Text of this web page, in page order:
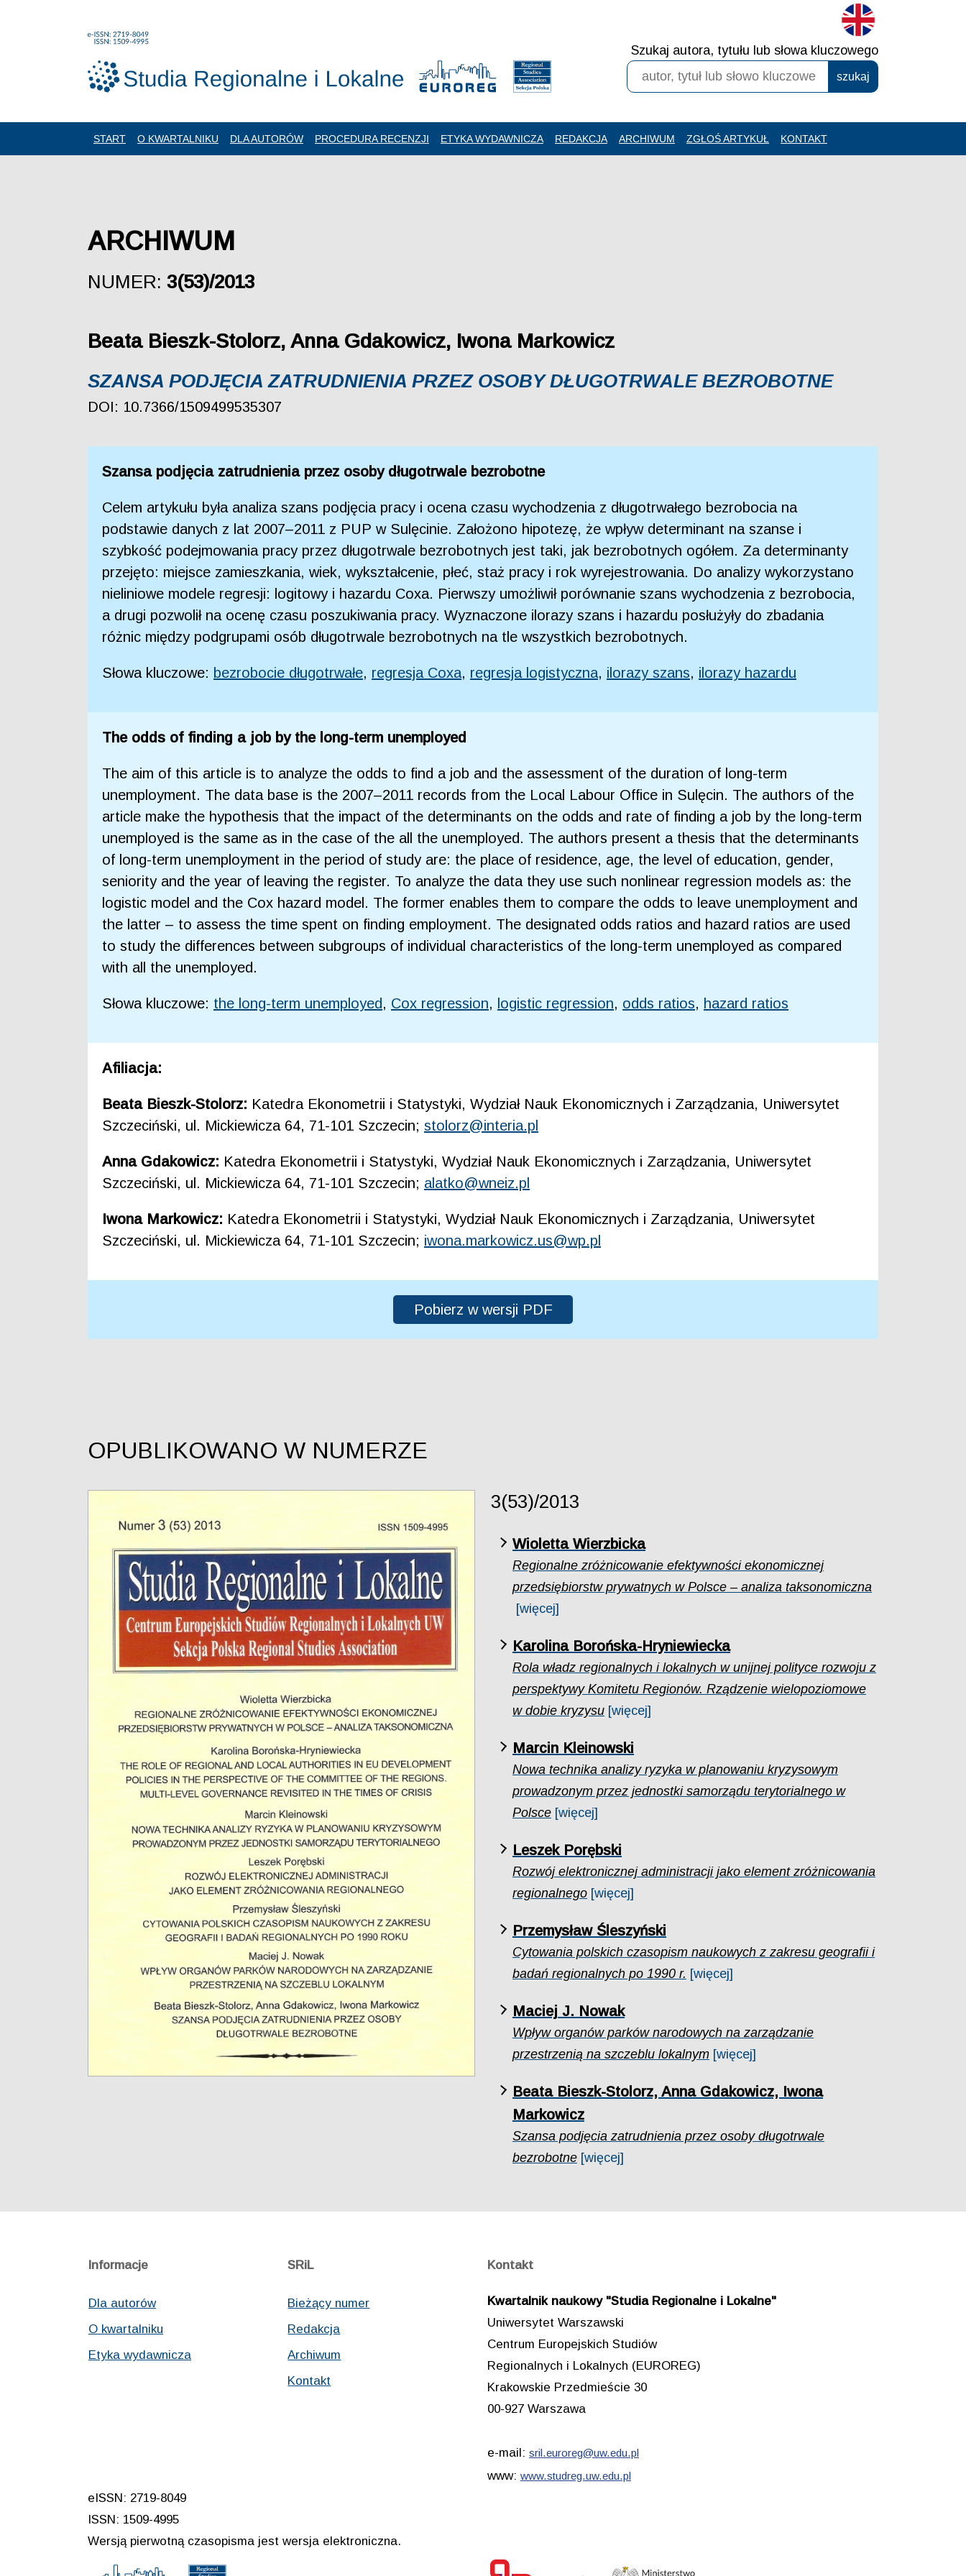
Szukaj autora, tytułu lub słowa kluczowego
START O KWARTALNIKU DLA AUTORÓW PROCEDURA RECENZJI ETYKA WYDAWNICZA REDAKCJA ARCHIWUM ZGŁOŚ ARTYKUŁ KONTAKT
ARCHIWUM
NUMER: 3(53)/2013
Beata Bieszk-Stolorz, Anna Gdakowicz, Iwona Markowicz
SZANSA PODJĘCIA ZATRUDNIENIA PRZEZ OSOBY DŁUGOTRWALE BEZROBOTNE
DOI: 10.7366/1509499535307
Szansa podjęcia zatrudnienia przez osoby długotrwale bezrobotne
Celem artykułu była analiza szans podjęcia pracy i ocena czasu wychodzenia z długotrwałego bezrobocia na
podstawie danych z lat 2007–2011 z PUP w Sulęcinie. Założono hipotezę, że wpływ determinant na szanse i
szybkość podejmowania pracy przez długotrwale bezrobotnych jest taki, jak bezrobotnych ogółem. Za determinanty
przejęto: miejsce zamieszkania, wiek, wykształcenie, płeć, staż pracy i rok wyrejestrowania. Do analizy wykorzystano
nieliniowe modele regresji: logitowy i hazardu Coxa. Pierwszy umożliwił porównanie szans wychodzenia z bezrobocia,
a drugi pozwolił na ocenę czasu poszukiwania pracy. Wyznaczone ilorazy szans i hazardu posłużyły do zbadania
różnic między podgrupami osób długotrwale bezrobotnych na tle wszystkich bezrobotnych.
Słowa kluczowe: bezrobocie długotrwałe, regresja Coxa, regresja logistyczna, ilorazy szans, ilorazy hazardu
The odds of finding a job by the long-term unemployed
The aim of this article is to analyze the odds to find a job and the assessment of the duration of long-term
unemployment. The data base is the 2007–2011 records from the Local Labour Office in Sulęcin. The authors of the
article make the hypothesis that the impact of the determinants on the odds and rate of finding a job by the long-term
unemployed is the same as in the case of the all the unemployed. The authors present a thesis that the determinants
of long-term unemployment in the period of study are: the place of residence, age, the level of education, gender,
seniority and the year of leaving the register. To analyze the data they use such nonlinear regression models as: the
logistic model and the Cox hazard model. The former enables them to compare the odds to leave unemployment and
the latter – to assess the time spent on finding employment. The designated odds ratios and hazard ratios are used
to study the differences between subgroups of individual characteristics of the long-term unemployed as compared
with all the unemployed.
Słowa kluczowe: the long-term unemployed, Cox regression, logistic regression, odds ratios, hazard ratios
Afiliacja:
Beata Bieszk-Stolorz: Katedra Ekonometrii i Statystyki, Wydział Nauk Ekonomicznych i Zarządzania, Uniwersytet
Szczeciński, ul. Mickiewicza 64, 71-101 Szczecin; stolorz@interia.pl
Anna Gdakowicz: Katedra Ekonometrii i Statystyki, Wydział Nauk Ekonomicznych i Zarządzania, Uniwersytet
Szczeciński, ul. Mickiewicza 64, 71-101 Szczecin; alatko@wneiz.pl
Iwona Markowicz: Katedra Ekonometrii i Statystyki, Wydział Nauk Ekonomicznych i Zarządzania, Uniwersytet
Szczeciński, ul. Mickiewicza 64, 71-101 Szczecin; iwona.markowicz.us@wp.pl
Pobierz w wersji PDF
OPUBLIKOWANO W NUMERZE
3(53)/2013
Wioletta Wierzbicka
Regionalne zróżnicowanie efektywności ekonomicznej
przedsiębiorstw prywatnych w Polsce – analiza taksonomiczna
[więcej]
Karolina Borońska-Hryniewiecka
Rola władz regionalnych i lokalnych w unijnej polityce rozwoju z
perspektywy Komitetu Regionów. Rządzenie wielopoziomowe
w dobie kryzysu [więcej]
Marcin Kleinowski
Nowa technika analizy ryzyka w planowaniu kryzysowym
prowadzonym przez jednostki samorządu terytorialnego w
Polsce [więcej]
Leszek Porębski
Rozwój elektronicznej administracji jako element zróżnicowania
regionalnego [więcej]
Przemysław Śleszyński
Cytowania polskich czasopism naukowych z zakresu geografii i
badań regionalnych po 1990 r. [więcej]
Maciej J. Nowak
Wpływ organów parków narodowych na zarządzanie
przestrzenią na szczeblu lokalnym [więcej]
Beata Bieszk-Stolorz, Anna Gdakowicz, Iwona
Markowicz
Szansa podjęcia zatrudnienia przez osoby długotrwale
bezrobotne [więcej]
Informacje
Dla autorów
O kwartalniku
Etyka wydawnicza
SRiL
Bieżący numer
Redakcja
Archiwum
Kontakt
Kontakt
Kwartalnik naukowy "Studia Regionalne i Lokalne"
Uniwersytet Warszawski
Centrum Europejskich Studiów
Regionalnych i Lokalnych (EUROREG)
Krakowskie Przedmieście 30
00-927 Warszawa
e-mail: sril.euroreg@uw.edu.pl
www: www.studreg.uw.edu.pl
eISSN: 2719-8049
ISSN: 1509-4995
Wersją pierwotną czasopisma jest wersja elektroniczna.